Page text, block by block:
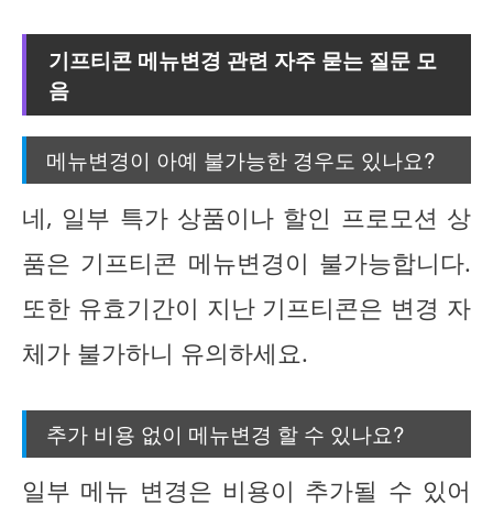
기프티콘 메뉴변경 관련 자주 묻는 질문 모
음
메뉴변경이 아예 불가능한 경우도 있나요?
네, 일부 특가 상품이나 할인 프로모션 상
품은 기프티콘 메뉴변경이 불가능합니다.
또한 유효기간이 지난 기프티콘은 변경 자
체가 불가하니 유의하세요.
추가 비용 없이 메뉴변경 할 수 있나요?
일부 메뉴 변경은 비용이 추가될 수 있어